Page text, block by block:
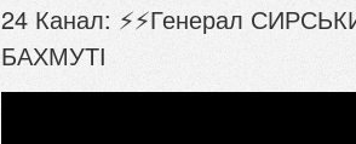
24 Канал: ⚡⚡Генерал
БАХМУТІ